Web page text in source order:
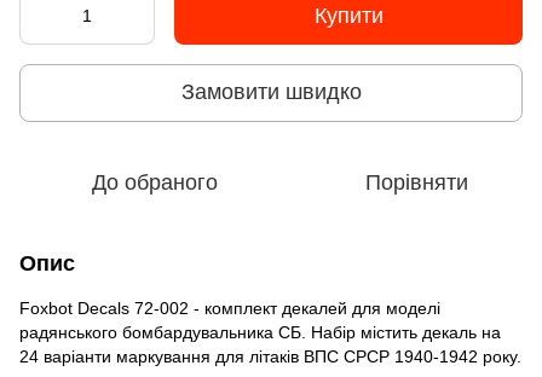
Купити
Замовити швидко
До обраного Порівняти
Опис
Foxbot Decals 72-002 - комплект декалей для моделі
радянського бомбардувальника СБ. Набір містить декаль на
24 варіанти маркування для літаків ВПС СРСР 1940-1942 року.